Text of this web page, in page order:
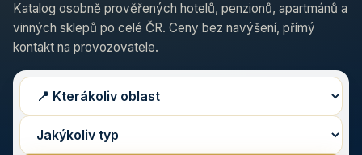
Katalog osobně prověřených hotelů, penzionů, apartmánů a
vinných sklepů po celé ČR. Ceny bez navýšení, přímý
kontakt na provozovatele.